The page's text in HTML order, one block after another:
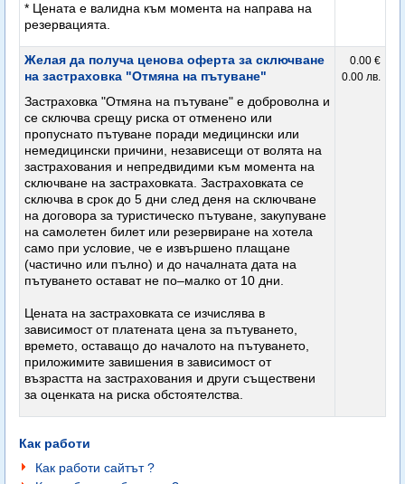
* Цената е валидна към момента на направа на
резервацията.
Желая да получа ценова оферта за сключване
на застраховка "Отмяна на пътуване"
Застраховка "Отмяна на пътуване" е доброволна и
се сключва срещу риска от отменено или
пропуснато пътуване поради медицински или
немедицински причини, независещи от волята на
застрахования и непредвидими към момента на
сключване на застраховката. Застраховката се
сключва в срок до 5 дни след деня на сключване
на договора за туристическо пътуване, закупуване
на самолетен билет или резервиране на хотела
само при условие, че е извършено плащане
(частично или пълно) и до началната дата на
пътуването остават не по–малко от 10 дни.
Цената на застраховката се изчислява в
зависимост от платената цена за пътуването,
времето, оставащо до началото на пътуването,
приложимите завишения в зависимост от
възрастта на застрахования и други съществени
за оценката на риска обстоятелства.
0.00 €
0.00 лв.
Как работи
Как работи сайтът ?